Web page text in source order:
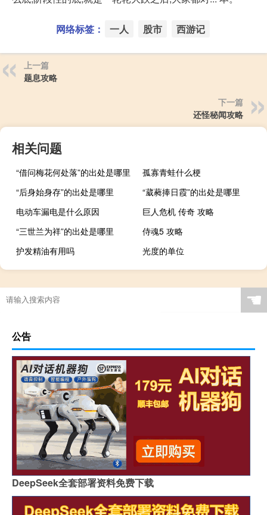
网络标签： 一人 股市 西游记
上一篇
题息攻略
下一篇
还怪秘闻攻略
相关问题
“借问梅花何处落”的出处是哪里
孤寡青蛙什么梗
“后身始身存”的出处是哪里
“葳蕤捧日霞”的出处是哪里
电动车漏电是什么原因
巨人危机 传奇 攻略
“三世兰为祥”的出处是哪里
侍魂5 攻略
护发精油有用吗
光度的单位
☚
公告
DeepSeek全套部署资料免费下载